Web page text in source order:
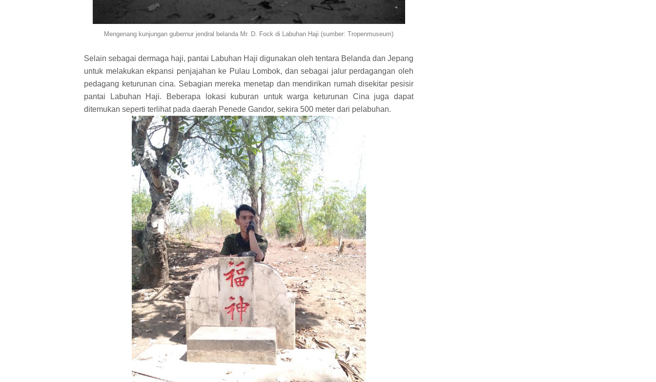
Mengenang kunjungan gubernur jendral belanda Mr. D. Fock di Labuhan Haji (sumber: Tropenmuseum)
Selain sebagai dermaga haji, pantai Labuhan Haji digunakan oleh tentara Belanda dan Jepang
untuk melakukan ekpansi penjajahan ke Pulau Lombok, dan sebagai jalur perdagangan oleh
pedagang keturunan cina. Sebagian mereka menetap dan mendirikan rumah disekitar pesisir
pantai Labuhan Haji. Beberapa lokasi kuburan untuk warga keturunan Cina juga dapat
ditemukan seperti terlihat pada daerah Penede Gandor, sekira 500 meter dari pelabuhan.